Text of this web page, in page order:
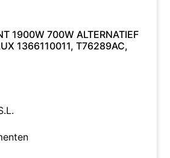
1900W 700W ALTERNATIEF
1366110011, T76289AC,